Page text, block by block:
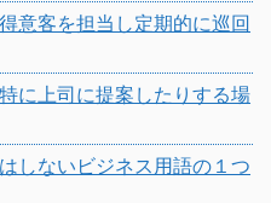
意客を担当し定期的に巡回
に上司に提案したりする場
しないビジネス用語の１つ